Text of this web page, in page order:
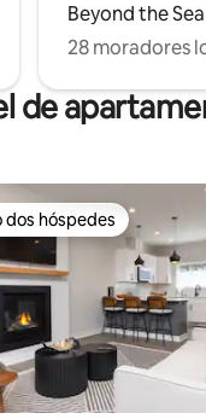
Beyond the Sea
28 moradores
de
dos hóspedes
dos hóspedes